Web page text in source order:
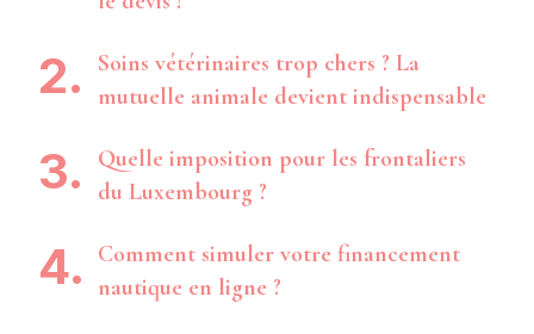
Soins vétérinaires trop chers ? La
mutuelle animale devient indispensable
Quelle imposition pour les frontaliers
du Luxembourg ?
Comment simuler votre financement
nautique en ligne ?